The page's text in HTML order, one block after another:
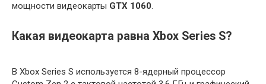
мощности видеокарты GTX 1060.
Какая видеокарта равна Xbox Series S?
В Xbox Series S используется 8-ядерный процессор